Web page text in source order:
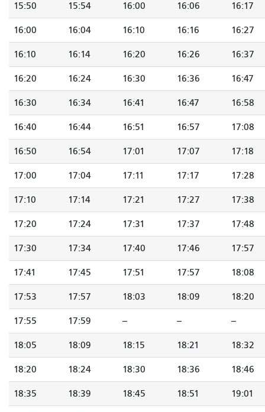
15:50 15:54 16:00 16:06 16:17
16:00 16:04 16:10 16:16 16:27
16:10 16:14 16:20 16:26 16:37
16:20 16:24 16:30 16:36 16:47
16:30 16:34 16:41 16:47 16:58
16:40 16:44 16:51 16:57 17:08
16:50 16:54 17:01 17:07 17:18
17:00 17:04 17:11 17:17 17:28
17:10 17:14 17:21 17:27 17:38
17:20 17:24 17:31 17:37 17:48
17:30 17:34 17:40 17:46 17:57
17:41 17:45 17:51 17:57 18:08
17:53 17:57 18:03 18:09 18:20
17:55 17:59 -- -- --
18:05 18:09 18:15 18:21 18:32
18:20 18:24 18:30 18:36 18:46
18:35 18:39 18:45 18:51 19:01